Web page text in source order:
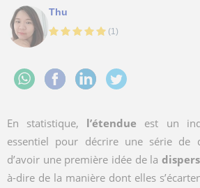
Thu
(1)
En statistique, l’étendue est un
essentiel pour décrire une série de
d’avoir une première idée de la
à-dire de la manière dont elles